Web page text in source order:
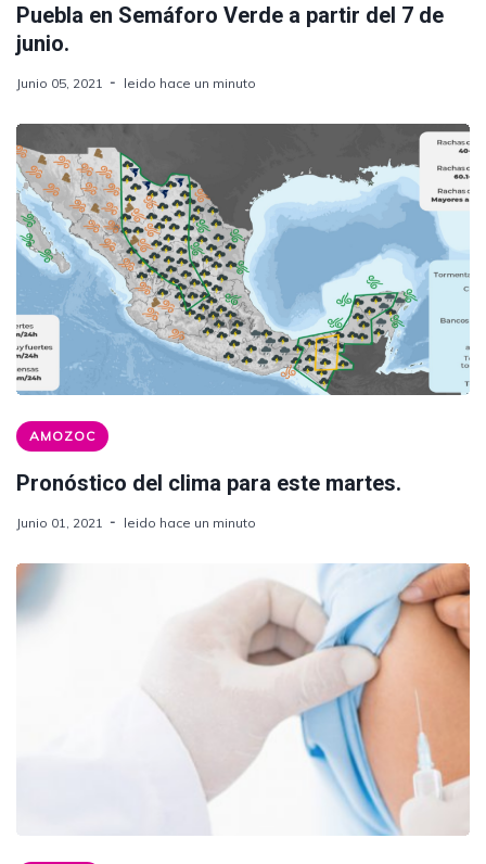
Puebla en Semáforo Verde a partir del 7 de
junio.
Junio 05, 2021 leido hace un minuto
AMOZOC
Pronóstico del clima para este martes.
Junio 01, 2021 leido hace un minuto